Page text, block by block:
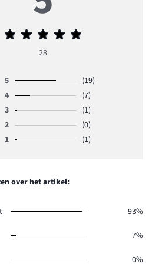
Gemiddelde
5
28
5
(19)
4
(7)
3
(1)
2
(0)
1 (1)
over het artikel:
93%
7%
0%